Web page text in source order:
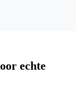
echte